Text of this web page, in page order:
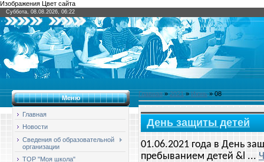
Изображения Цвет сайта
Суббота, 08.08.2026, 06:22
Меню
Главная
Новости
Сведения об образовательной
организации
ТОР "Моя школа"
Главная»2021 » Июнь » 08
День защиты детей
01.06.2021 года в День
пребыванием детей &l ...